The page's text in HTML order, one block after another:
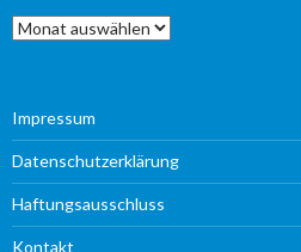
Archiv
Impressum
Datenschutzerklärung
Haftungsausschluss
Kontakt